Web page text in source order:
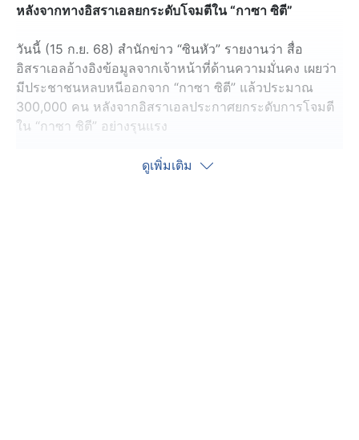
หลังจากทางอิสราเอลยกระดับโจมตีใน “กาซา ซิตี”
วันนี้ (15 ก.ย. 68) สำนักข่าว “ซินหัว” รายงานว่า สื่อ
อิสราเอลอ้างอิงข้อมูลจากเจ้าหน้าที่ด้านความมั่นคง เผยว่า
มีประชาชนหลบหนีออกจาก “กาซา ซิตี” แล้วประมาณ
300,000 คน หลังจากอิสราเอลประกาศยกระดับการโจมตี
ใน “กาซา ซิตี” อย่างรุนแรง
โดยกระทรวงสาธารณสุขในฉนวนกาซา รายงานเมื่อวานนี้
ดูเพิ่มเติม